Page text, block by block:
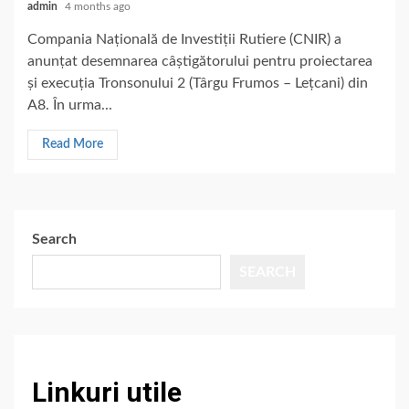
admin 4 months ago
Compania Națională de Investiții Rutiere (CNIR) a
anunțat desemnarea câștigătorului pentru proiectarea
și execuția Tronsonului 2 (Târgu Frumos – Lețcani) din
A8. În urma...
Read More
Search
Linkuri utile